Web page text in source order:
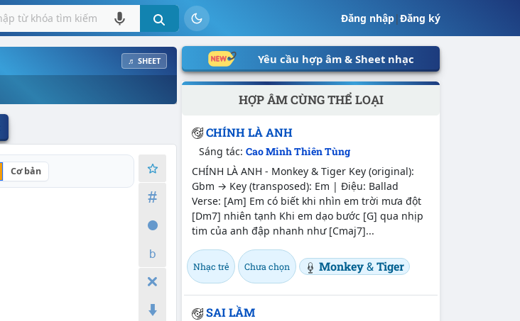
Đăng nhập|Đăng ký
♬ SHEET
Cơ bản
Yêu cầu hợp âm & Sheet nhạc
HỢP ÂM CÙNG THỂ LOẠI
CHÍNH LÀ ANH
Sáng tác:Cao Minh Thiên Tùng
CHÍNH LÀ ANH - Monkey & Tiger Key (original):
Gbm → Key (transposed): Em | Điệu: Ballad
Verse: [Am] Em có biết khi nhìn em trời mưa đột
[Dm7] nhiên tạnh Khi em dạo bước [G] qua nhịp
tim của anh đập nhanh như [Cmaj7]...
Nhạc trẻ Chưa chọn Monkey&Tiger
SAI LẦM